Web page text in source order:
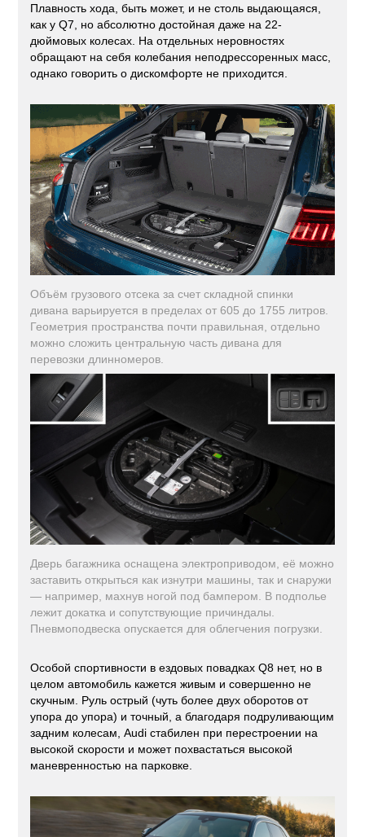
Плавность хода, быть может, и не столь выдающаяся,
как у Q7, но абсолютно достойная даже на 22-
дюймовых колесах. На отдельных неровностях
обращают на себя колебания неподрессоренных масс,
однако говорить о дискомфорте не приходится.
Объём грузового отсека за счет складной спинки
дивана варьируется в пределах от 605 до 1755 литров.
Геометрия пространства почти правильная, отдельно
можно сложить центральную часть дивана для
перевозки длинномеров.
Дверь багажника оснащена электроприводом, её можно
заставить открыться как изнутри машины, так и снаружи
— например, махнув ногой под бампером. В подполье
лежит докатка и сопутствующие причиндалы.
Пневмоподвеска опускается для облегчения погрузки.
Особой спортивности в ездовых повадках Q8 нет, но в
целом автомобиль кажется живым и совершенно не
скучным. Руль острый (чуть более двух оборотов от
упора до упора) и точный, а благодаря подруливающим
задним колесам, Audi стабилен при перестроении на
высокой скорости и может похвастаться высокой
маневренностью на парковке.